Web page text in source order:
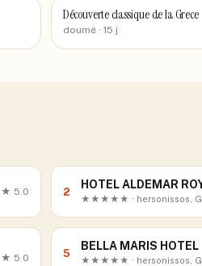
Découverte classique de la Grece
doumé· 15 j
★ 5.0 2
HOTEL ALDEMAR
★★★★★ · hersonissos,
★ 5.0 5
BELLA MARIS HOTEL
★★★★★ · hersonissos,